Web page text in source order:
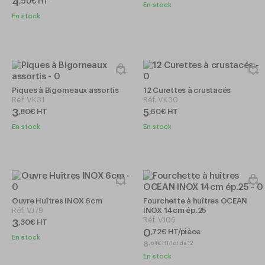
4
En stock
En stock
Piques à Bigorneaux assortis
Réf. VK31
3,80€ HT
En stock
12 Curettes à crustacés
Réf. VK30
5,60€ HT
En stock
Ouvre Huîtres INOX 6cm
Réf. VJ79
3,30€ HT
En stock
Fourchette à huîtres OCEAN
INOX 14cm ép.25
Réf. VJ06
0,72€ HT/pièce
8 , 64€ HT/lot de 12
En stock